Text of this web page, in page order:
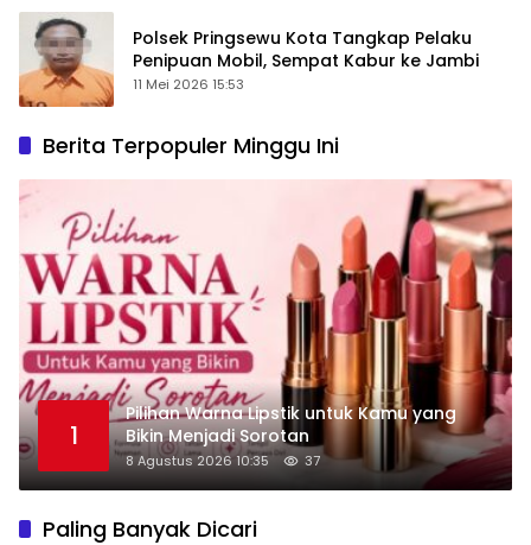
Polsek Pringsewu Kota Tangkap Pelaku
Penipuan Mobil, Sempat Kabur ke Jambi
11 Mei 2026 15:53
Berita Terpopuler Minggu Ini
1
Pilihan Warna Lipstik untuk Kamu yang
Bikin Menjadi Sorotan
8 Agustus 2026 10:35 37
Paling Banyak Dicari